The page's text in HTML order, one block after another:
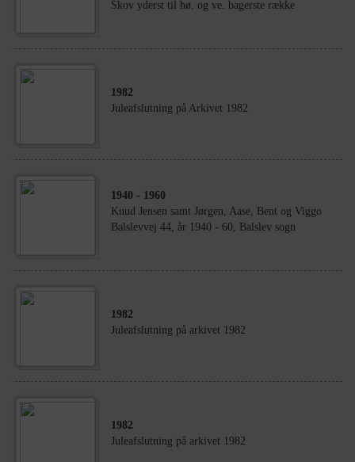
Skov yderst til hø. og ve. bagerste række
1982
Juleafslutning på Arkivet 1982
1940 - 1960
Knud Jensen samt Jørgen, Aase, Bent og Viggo
Balslevvej 44, år 1940 - 60, Balslev sogn
1982
Juleafslutning på arkivet 1982
1982
Juleafslutning på arkivet 1982